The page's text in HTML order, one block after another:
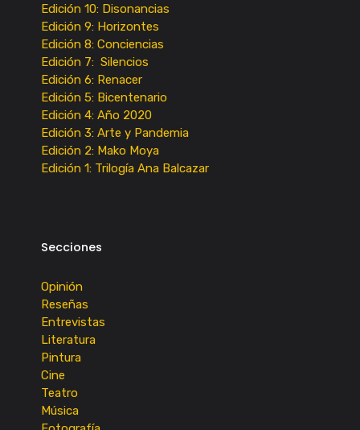
Edición 10: Disonancias
Edición 9: Horizontes
Edición 8: Conciencias
Edición 7: Silencios
Edición 6: Renacer
Edición 5: Bicentenario
Edición 4: Año 2020
Edición 3: Arte y Pandemia
Edición 2: Mako Moya
Edición 1: Trilogía Ana Balcazar
Secciones
Opinión
Reseñas
Entrevistas
Literatura
Pintura
Cine
Teatro
Música